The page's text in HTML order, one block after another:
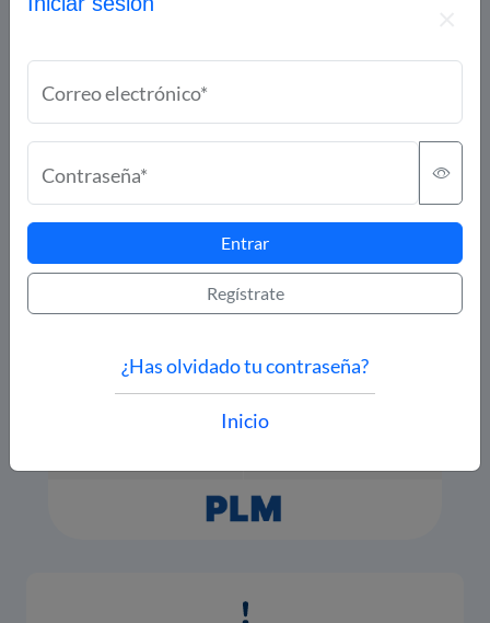
Correo electrónico*
Contraseña*
Entrar
Regístrate
¿Has olvidado tu contraseña?
Inicio